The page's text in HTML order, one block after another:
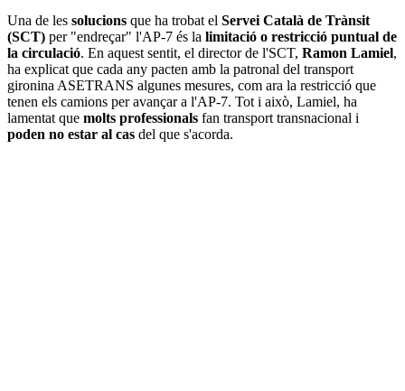
Una de les solucions que ha trobat el Servei Català de Trànsit
(SCT) per "endreçar" l'AP-7 és la limitació o restricció puntual de
la circulació. En aquest sentit, el director de l'SCT, Ramon Lamiel,
ha explicat que cada any pacten amb la patronal del transport
gironina ASETRANS algunes mesures, com ara la restricció que
tenen els camions per avançar a l'AP-7. Tot i això, Lamiel, ha
lamentat que molts professionals fan transport transnacional i
poden no estar al cas del que s'acorda.